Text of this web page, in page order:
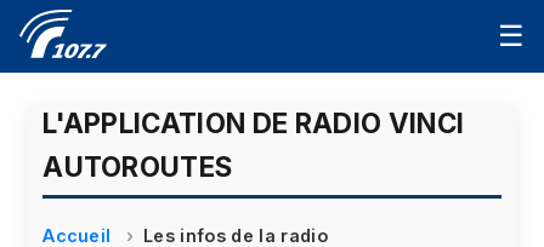
☰
L'APPLICATION DE RADIO VINCI
AUTOROUTES
Accueil Les infos de la radio